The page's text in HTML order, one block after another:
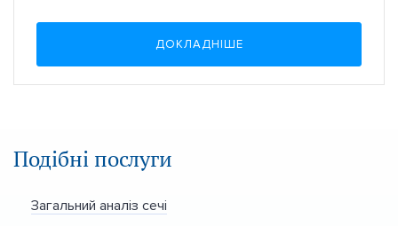
ДОКЛАДНІШЕ
Подібні послуги
Загальний аналіз сечі